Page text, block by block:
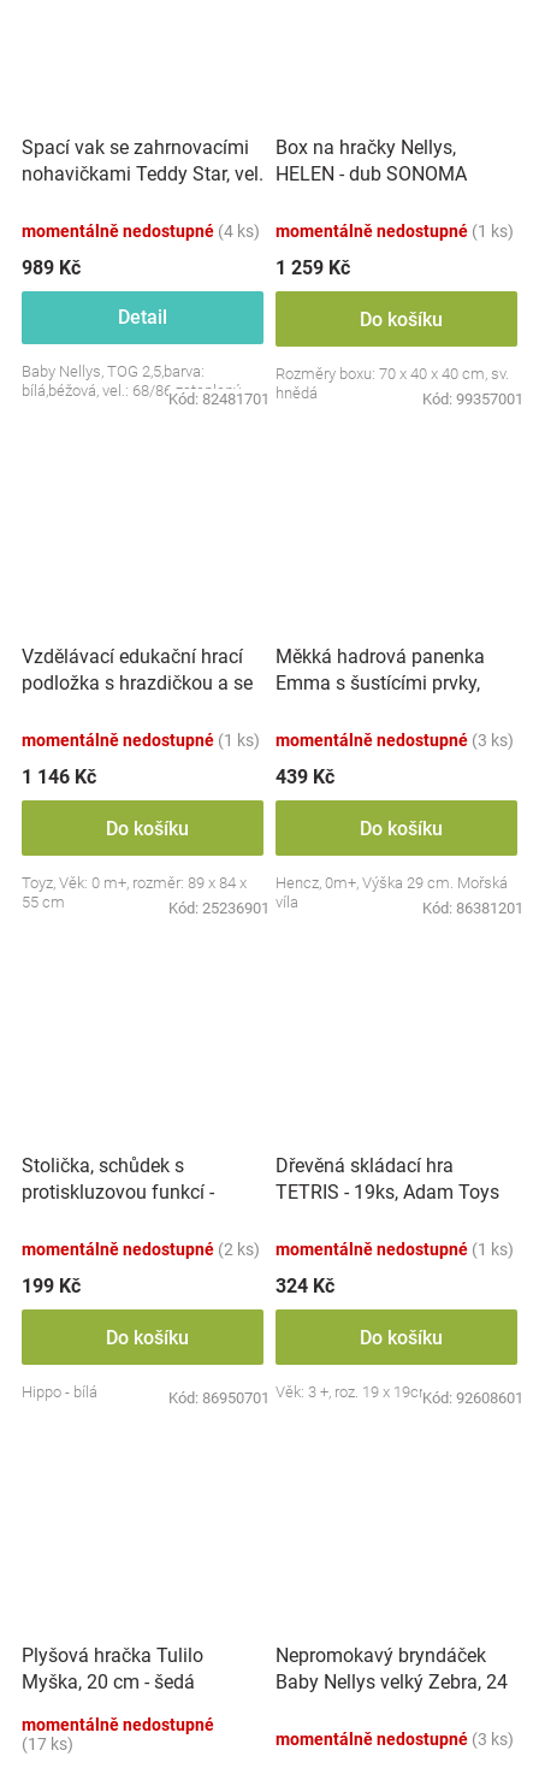
Spací vak se zahrnovacími
nohavičkami Teddy Star, vel.
momentálně nedostupné (4 ks)
989 Kč
Detail
Baby Nellys, TOG 2,5,barva:
bílá,béžová, vel.: 68/86 zateplený
Kód: 82481701
Box na hračky Nellys,
HELEN - dub SONOMA
momentálně nedostupné (1 ks)
1 259 Kč
Do košíku
Rozměry boxu: 70 x 40 x 40 cm, sv.
hnědá
Kód: 99357001
Vzdělávací edukační hrací
podložka s hrazdičkou a se
momentálně nedostupné (1 ks)
1 146 Kč
Do košíku
Toyz, Věk: 0 m+, rozměr: 89 x 84 x
55 cm
Kód: 25236901
Měkká hadrová panenka
Emma s šustícími prvky,
momentálně nedostupné (3 ks)
439 Kč
Do košíku
Hencz, 0m+, Výška 29 cm. Mořská
víla
Kód: 86381201
Stolička, schůdek s
protiskluzovou funkcí -
momentálně nedostupné (2 ks)
199 Kč
Do košíku
Hippo - bílá Kód: 86950701
Dřevěná skládací hra
TETRIS - 19ks, Adam Toys
momentálně nedostupné (1 ks)
324 Kč
Do košíku
Věk: 3 +, roz. 19 x 19cmKód: 92608601
Plyšová hračka Tulilo
Myška, 20 cm - šedá
momentálně nedostupné
(17 ks)
Nepromokavý bryndáček
Baby Nellys velký Zebra, 24
momentálně nedostupné (3 ks)